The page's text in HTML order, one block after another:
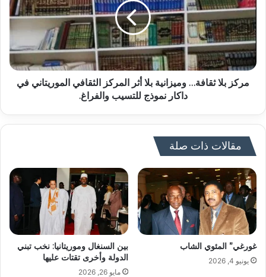
مركز بلا ثقافة… وميزانية بلا أثر المركز الثقافي الموريتاني في
داكار نموذج للتسيب والفراغ.
مقالات ذات صلة
غورغي” المئوي الشاب
يونيو 4, 2026
بين السنغال وموريتانيا: نخب تبني
الدولة وأخرى تقتات عليها
مايو 26, 2026